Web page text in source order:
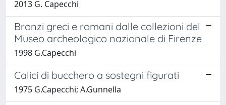
2013 G. Capecchi
Bronzi greci e romani dalle collezioni del
Museo archeologico nazionale di Firenze
1998 G.Capecchi
Calici di bucchero a sostegni figurati
1975 G.Capecchi; A.Gunnella